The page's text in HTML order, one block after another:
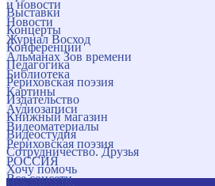
и новости
Новости
Журнал Восход
Альманах Зов времени
Библиотека
Картины
Аудиозаписи
Видеоматериалы
Рериховская поэзия
РОССИЯ
Все соцсети
Выставки
Концерты
Конференции
Педагогика
Рериховская поэзия
Издательство
Книжный магазин
Видеостудия
Сотрудничество. Друзья
Хочу помочь